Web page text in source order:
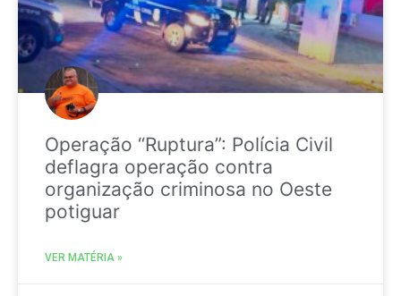
Operação “Ruptura”: Polícia Civil
deflagra operação contra
organização criminosa no Oeste
potiguar
VER MATÉRIA »